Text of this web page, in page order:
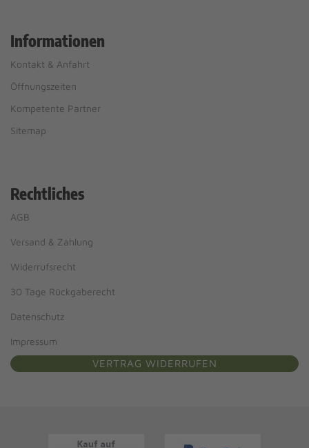
Informationen
Kontakt & Anfahrt
Öffnungszeiten
Kompetente Partner
Sitemap
Rechtliches
AGB
Versand & Zahlung
Widerrufsrecht
30 Tage Rückgaberecht
Datenschutz
Impressum
VERTRAG WIDERRUFEN